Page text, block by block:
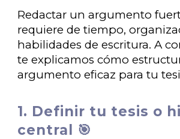
Redactar un argumento
requiere de tiempo,
habilidades de escritura. A
te explicamos cómo
argumento eficaz para tu
1. Definir tu tesis o
central 🎯